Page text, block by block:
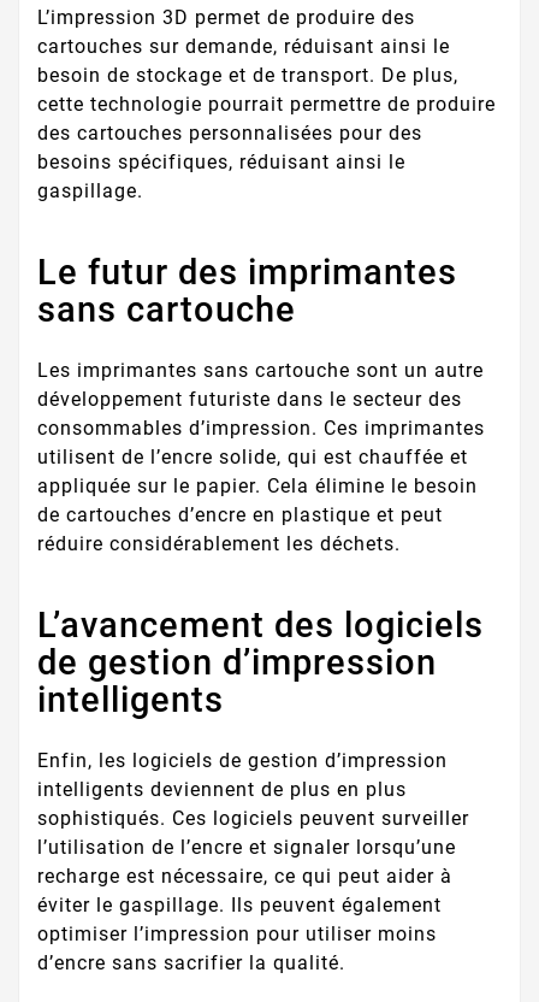
L’impression 3D permet de produire des
cartouches sur demande, réduisant ainsi le
besoin de stockage et de transport. De plus,
cette technologie pourrait permettre de produire
des cartouches personnalisées pour des
besoins spécifiques, réduisant ainsi le
gaspillage.
Le futur des imprimantes
sans cartouche
Les imprimantes sans cartouche sont un autre
développement futuriste dans le secteur des
consommables d’impression. Ces imprimantes
utilisent de l’encre solide, qui est chauffée et
appliquée sur le papier. Cela élimine le besoin
de cartouches d’encre en plastique et peut
réduire considérablement les déchets.
L’avancement des logiciels
de gestion d’impression
intelligents
Enfin, les logiciels de gestion d’impression
intelligents deviennent de plus en plus
sophistiqués. Ces logiciels peuvent surveiller
l’utilisation de l’encre et signaler lorsqu’une
recharge est nécessaire, ce qui peut aider à
éviter le gaspillage. Ils peuvent également
optimiser l’impression pour utiliser moins
d’encre sans sacrifier la qualité.